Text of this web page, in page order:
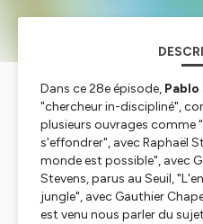
Dans ce 28e épisode,
"chercheur in-discipliné",
plusieurs ouvrages
s'effondrer", avec Raphaël
monde est possible", avec
Stevens, parus au Seuil,
jungle", avec Gauthier
est venu nous parler du